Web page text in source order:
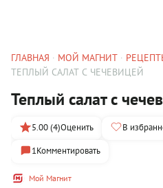
ГЛАВНАЯ МОЙ МАГНИТ
ТЕПЛЫЙ САЛАТ С ЧЕЧЕВИЦЕЙ
Теплый салат с
Мой Магнит
5.00 (4)Оценить В
1Комментировать